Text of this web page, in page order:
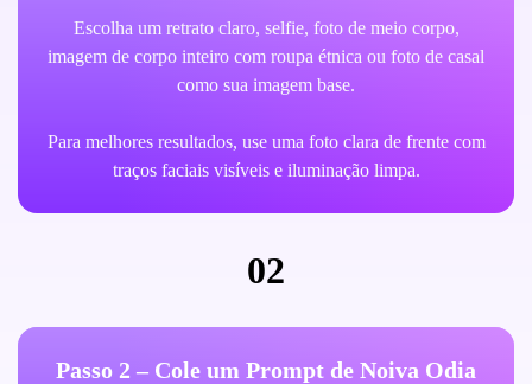
Escolha um retrato claro, selfie, foto de meio corpo,
imagem de corpo inteiro com roupa étnica ou foto de casal
como sua imagem base.
Para melhores resultados, use uma foto clara de frente com
traços faciais visíveis e iluminação limpa.
02
Passo 2 – Cole um Prompt de Noiva Odia